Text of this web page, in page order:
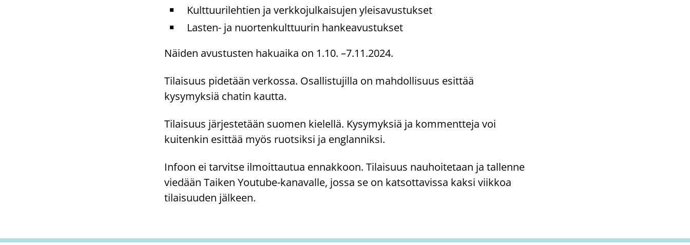
Kulttuurilehtien ja verkkojulkaisujen yleisavustukset
Lasten- ja nuortenkulttuurin hankeavustukset
Näiden avustusten hakuaika on 1.10. –7.11.2024.
Tilaisuus pidetään verkossa. Osallistujilla on mahdollisuus esittää
kysymyksiä chatin kautta.
Tilaisuus järjestetään suomen kielellä. Kysymyksiä ja kommentteja voi
kuitenkin esittää myös ruotsiksi ja englanniksi.
Infoon ei tarvitse ilmoittautua ennakkoon. Tilaisuus nauhoitetaan ja tallenne
viedään Taiken Youtube-kanavalle, jossa se on katsottavissa kaksi viikkoa
tilaisuuden jälkeen.